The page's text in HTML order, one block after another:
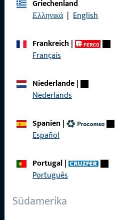
Griechenland
Ελληνικά | English
Frankreich|
Français
Niederlande|
Nederlands
Spanien |
Español
Portugal|
Português
Südamerika
Produkte
Produktkatalog